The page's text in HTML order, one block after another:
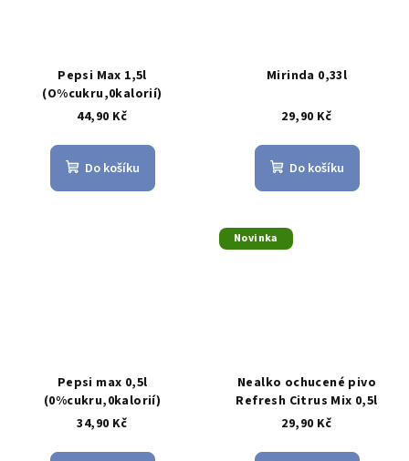
Pepsi Max 1,5l
(O%cukru,0kalorií)
44,90 Kč
Do košíku
Mirinda 0,33l
29,90 Kč
Do košíku
Pepsi max 0,5l
(0%cukru,0kalorií)
34,90 Kč
Novinka
Nealko ochucené pivo
Refresh Citrus Mix 0,5l
29,90 Kč